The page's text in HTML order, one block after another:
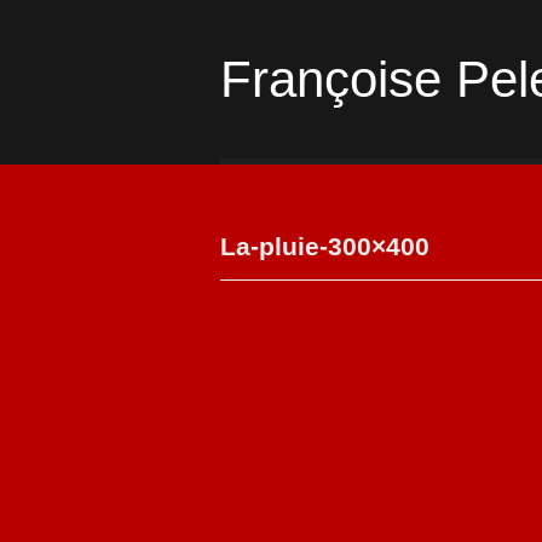
Françoise
La-pluie-300×400